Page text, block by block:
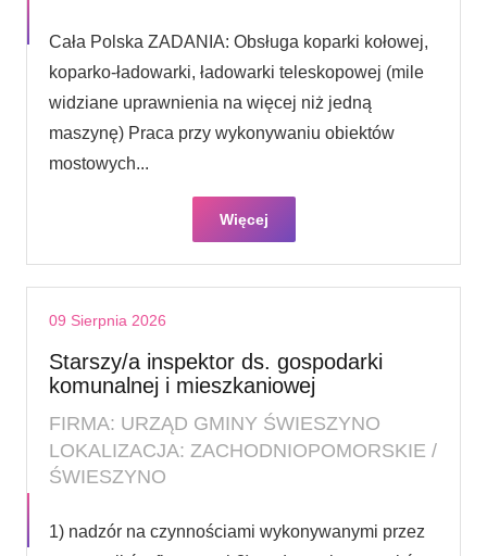
Cała Polska ZADANIA: Obsługa koparki kołowej,
koparko-ładowarki, ładowarki teleskopowej (mile
widziane uprawnienia na więcej niż jedną
maszynę) Praca przy wykonywaniu obiektów
mostowych...
Więcej
09 Sierpnia 2026
Starszy/a inspektor ds. gospodarki
komunalnej i mieszkaniowej
FIRMA: URZĄD GMINY ŚWIESZYNO
LOKALIZACJA: ZACHODNIOPOMORSKIE /
ŚWIESZYNO
1) nadzór na czynnościami wykonywanymi przez